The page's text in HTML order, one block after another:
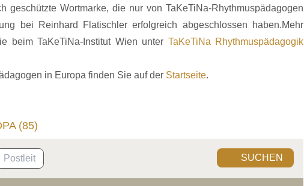
geschützte Wortmarke, die nur von TaKeTiNa-Rhythmuspädagogen
bei Reinhard Flatischler erfolgreich abgeschlossen haben.Mehr
beim TaKeTiNa-Institut Wien unter TaKeTiNa Rhythmuspädagogik
in Europa finden Sie auf der Startseite.
(85)
SUCHEN